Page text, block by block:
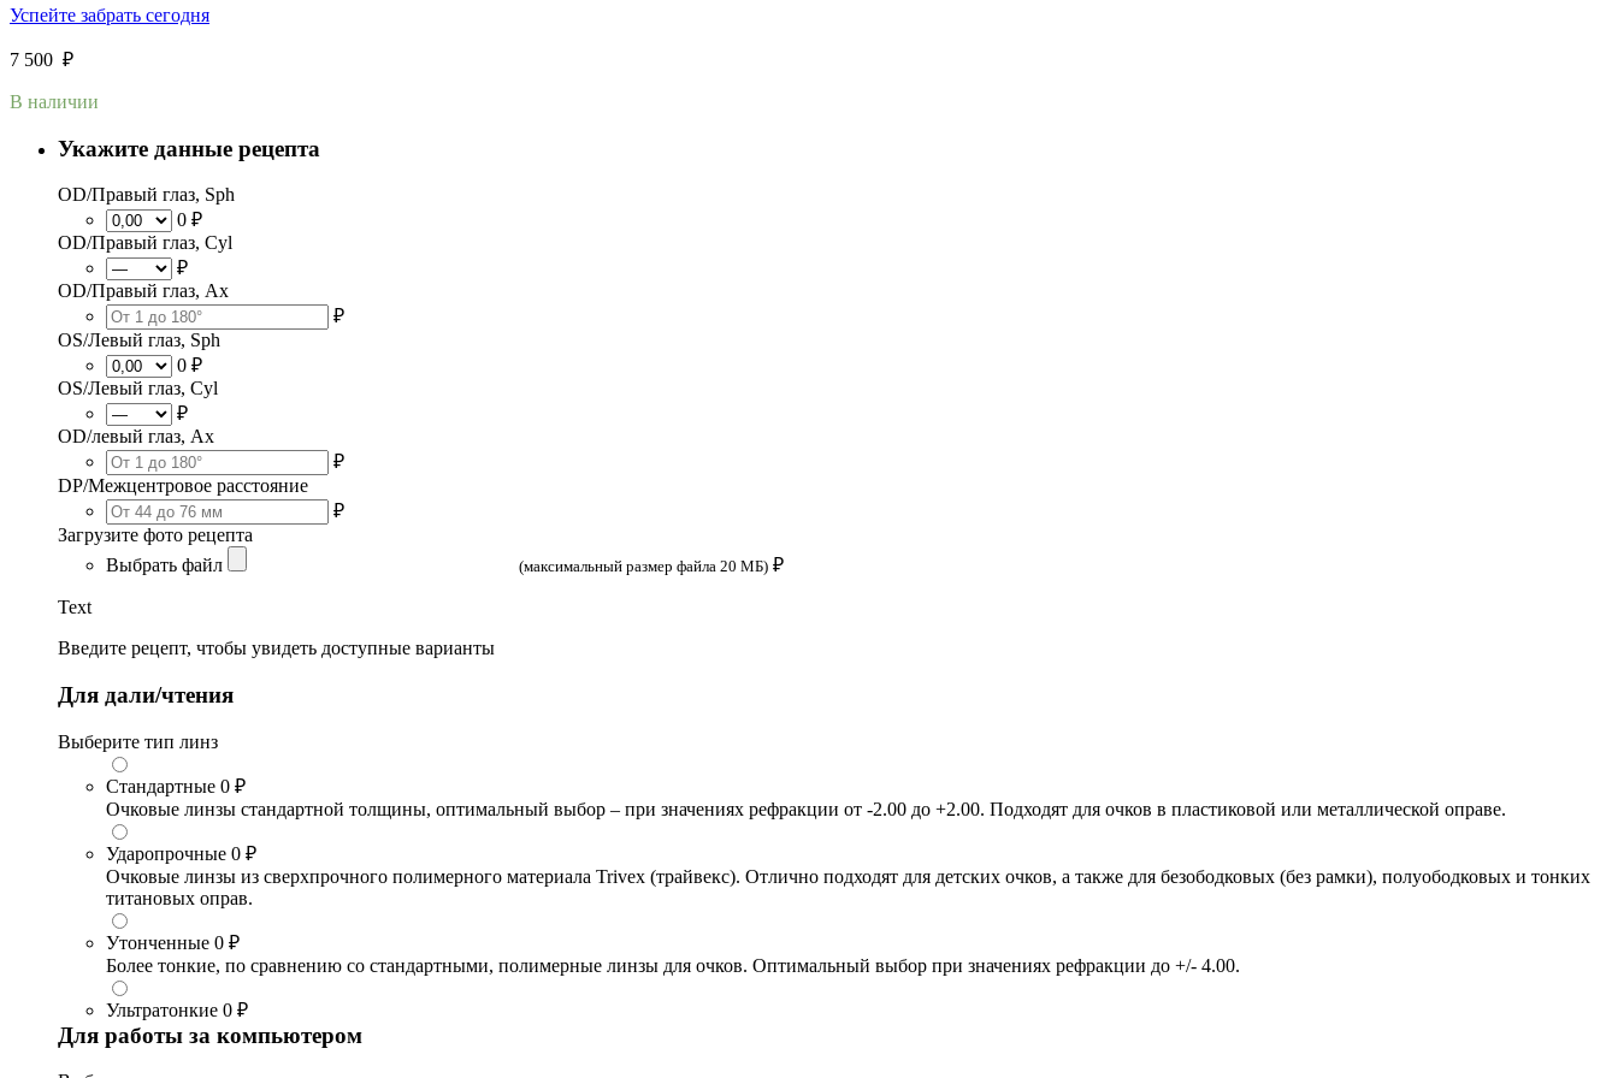
Успейте забрать сегодня
7 500 ₽
В наличии
Укажите данные рецепта
OD/Правый глаз, Sph
0 ₽
OD/Правый глаз, Cyl
₽
OD/Правый глаз, Ax
₽
OS/Левый глаз, Sph
0 ₽
OS/Левый глаз, Cyl
₽
OD/левый глаз, Ax
₽
DP/Межцентровое расстояние
₽
Загрузите фото рецепта
Выбрать файл
(максимальный размер файла 20 МБ) ₽
Text
Введите рецепт, чтобы увидеть доступные варианты
Для дали/чтения
Выберите тип линз
Стандартные 0 ₽
Очковые линзы стандартной толщины, оптимальный выбор – при значениях рефракции от -2.00 до +2.00. Подходят для очков в пластиковой или металлической оправе.
Ударопрочные 0 ₽
Очковые линзы из сверхпрочного полимерного материала Trivex (трайвекс). Отлично подходят для детских очков, а также для безободковых (без рамки), полуободковых и тонких
титановых оправ.
Утонченные 0 ₽
Более тонкие, по сравнению со стандартными, полимерные линзы для очков. Оптимальный выбор при значениях рефракции до +/- 4.00.
Ультратонкие 0 ₽
Для работы за компьютером